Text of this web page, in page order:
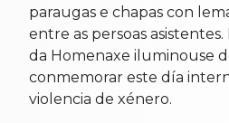
paraugas e chapas con
entre as persoas
da Homenaxe iluminouse
conmemorar este día
violencia de xénero.